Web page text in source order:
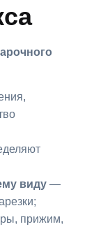
виду —
прижим,